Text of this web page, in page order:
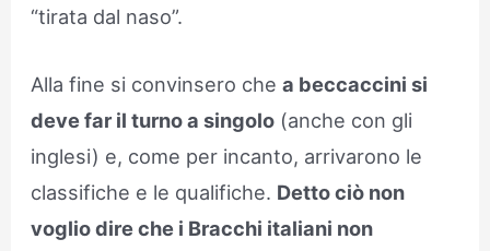
“tirata dal naso”.
Alla fine si convinsero chea beccaccini si
deve far il turno a singolo (anche con gli
inglesi) e, come per incanto, arrivarono le
classifiche e le qualifiche. Detto ciò non
voglio dire che i Bracchi italiani non